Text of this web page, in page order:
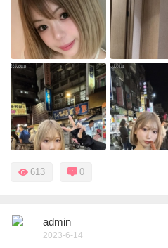
613 0
admin
2023-6-14